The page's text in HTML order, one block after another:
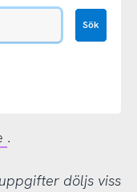
Sök
.
döljs viss